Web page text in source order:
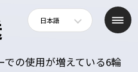
日本語
の使用が増えている6輪